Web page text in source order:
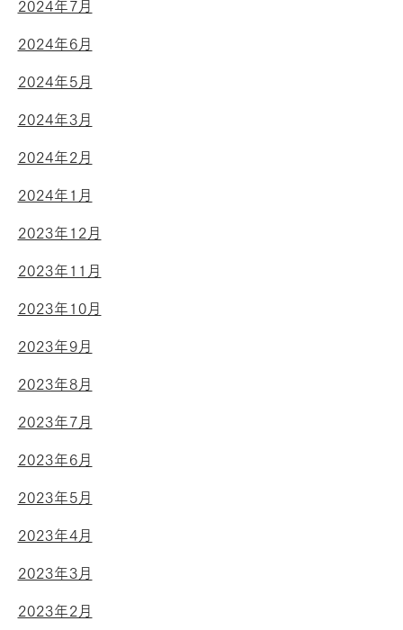
2024年7月
2024年6月
2024年5月
2024年3月
2024年2月
2024年1月
2023年12月
2023年11月
2023年10月
2023年9月
2023年8月
2023年7月
2023年6月
2023年5月
2023年4月
2023年3月
2023年2月